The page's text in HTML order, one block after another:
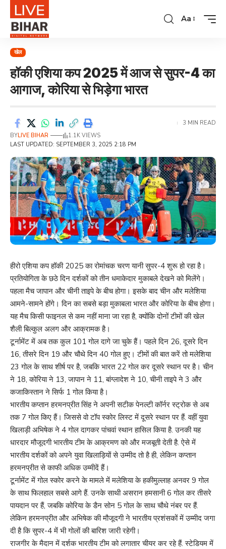
Aa
खेल
हॉकी एशिया कप 2025 में आज से सुपर-4 का
आगाज, कोरिया से भिड़ेगा भारत
LAST UPDATED: SEPTEMBER 3, 2025 2:18 PM
BYLIVE BIHAR 1.1K VIEWS
3 MIN READ
हीरो एशिया कप हॉकी 2025 का रोमांचक चरण यानी सुपर-4 शुरू हो रहा है।
प्रतियोगिता के छठे दिन दर्शकों को तीन धमाकेदार मुकाबले देखने को मिलेंगे।
पहला मैच जापान और चीनी ताइपे के बीच होगा। इसके बाद चीन और मलेशिया
आमने-सामने होंगे। दिन का सबसे बड़ा मुकाबला भारत और कोरिया के बीच होगा।
यह मैच किसी फाइनल से कम नहीं माना जा रहा है, क्योंकि दोनों टीमों की खेल
शैली बिल्कुल अलग और आक्रामक है।
टूर्नामेंट में अब तक कुल 101 गोल दागे जा चुके हैं। पहले दिन 26, दूसरे दिन
16, तीसरे दिन 19 और चौथे दिन 40 गोल हुए। टीमों की बात करें तो मलेशिया
23 गोल के साथ शीर्ष पर है, जबकि भारत 22 गोल कर दूसरे स्थान पर है। चीन
ने 18, कोरिया ने 13, जापान ने 11, बांग्लादेश ने 10, चीनी ताइपे ने 3 और
कजाकिस्तान ने सिर्फ 1 गोल किया है।
भारतीय कप्तान हरमनप्रीत सिंह ने अपनी सटीक पेनल्टी कॉर्नर स्ट्रोक से अब
तक 7 गोल किए हैं। जिससे वो टॉप स्कोर लिस्ट में दूसरे स्थान पर हैं. वहीं युवा
खिलाड़ी अभिषेक ने 4 गोल दागकर पांचवां स्थान हासिल किया है. उनकी यह
धारदार मौजूदगी भारतीय टीम के आक्रमण को और मजबूती देती है. ऐसे में
भारतीय दर्शकों को अपने युवा खिलाड़ियों से उम्मीद तो है ही, लेकिन कप्तान
हरमनप्रीत से काफी अधिक उम्मीदें हैं।
टूर्नामेंट में गोल स्कोर करने के मामले में मलेशिया के हकीमुल्लाह अनवर 9 गोल
के साथ फिलहाल सबसे आगे हैं. उनके साथी असरान हमसानी 6 गोल कर तीसरे
पायदान पर हैं, जबकि कोरिया के डैन सोन 5 गोल के साथ चौथे नंबर पर हैं.
लेकिन हरमनप्रीत और अभिषेक की मौजूदगी ने भारतीय प्रशंसकों में उम्मीद जगा
दी है कि सुपर-4 में भी गोलों की बारिश जारी रहेगी।
राजगीर के मैदान में दर्शक भारतीय टीम को लगातार चीयर कर रहे हैं. स्टेडियम में